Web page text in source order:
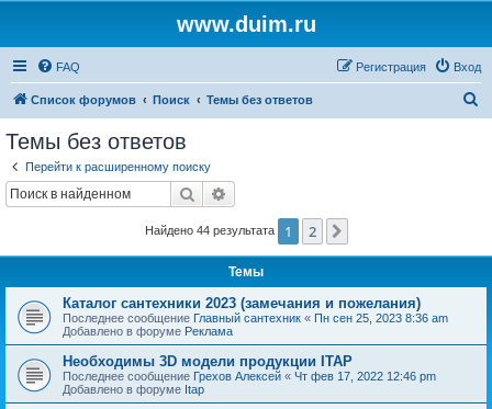
www.duim.ru
FAQ Вход
Регистрация
Список форумов Поиск Темы без ответов
Темы без ответов
Перейти к расширенному поиску
Поиск
Найдено 44 результата 1 2
Темы
Каталог сантехники 2023 (замечания и пожелания)
Последнее сообщение Главный сантехник « Пн сен 25, 2023 8:36 am
Добавлено в форуме Реклама
Необходимы 3D модели продукции ITAP
Последнее сообщение Грехов Алексей « Чт фев 17, 2022 12:46 pm
Добавлено в форуме Itap